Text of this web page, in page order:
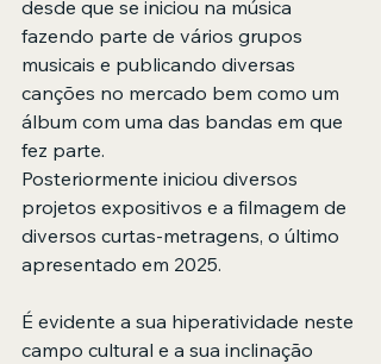
desde que se iniciou na música
fazendo parte de vários grupos
musicais e publicando diversas
canções no mercado bem como um
álbum com uma das bandas em que
fez parte.
Posteriormente iniciou diversos
projetos expositivos e a filmagem de
diversos curtas-metragens, o último
apresentado em 2025.
É evidente a sua hiperatividade neste
campo cultural e a sua inclinação